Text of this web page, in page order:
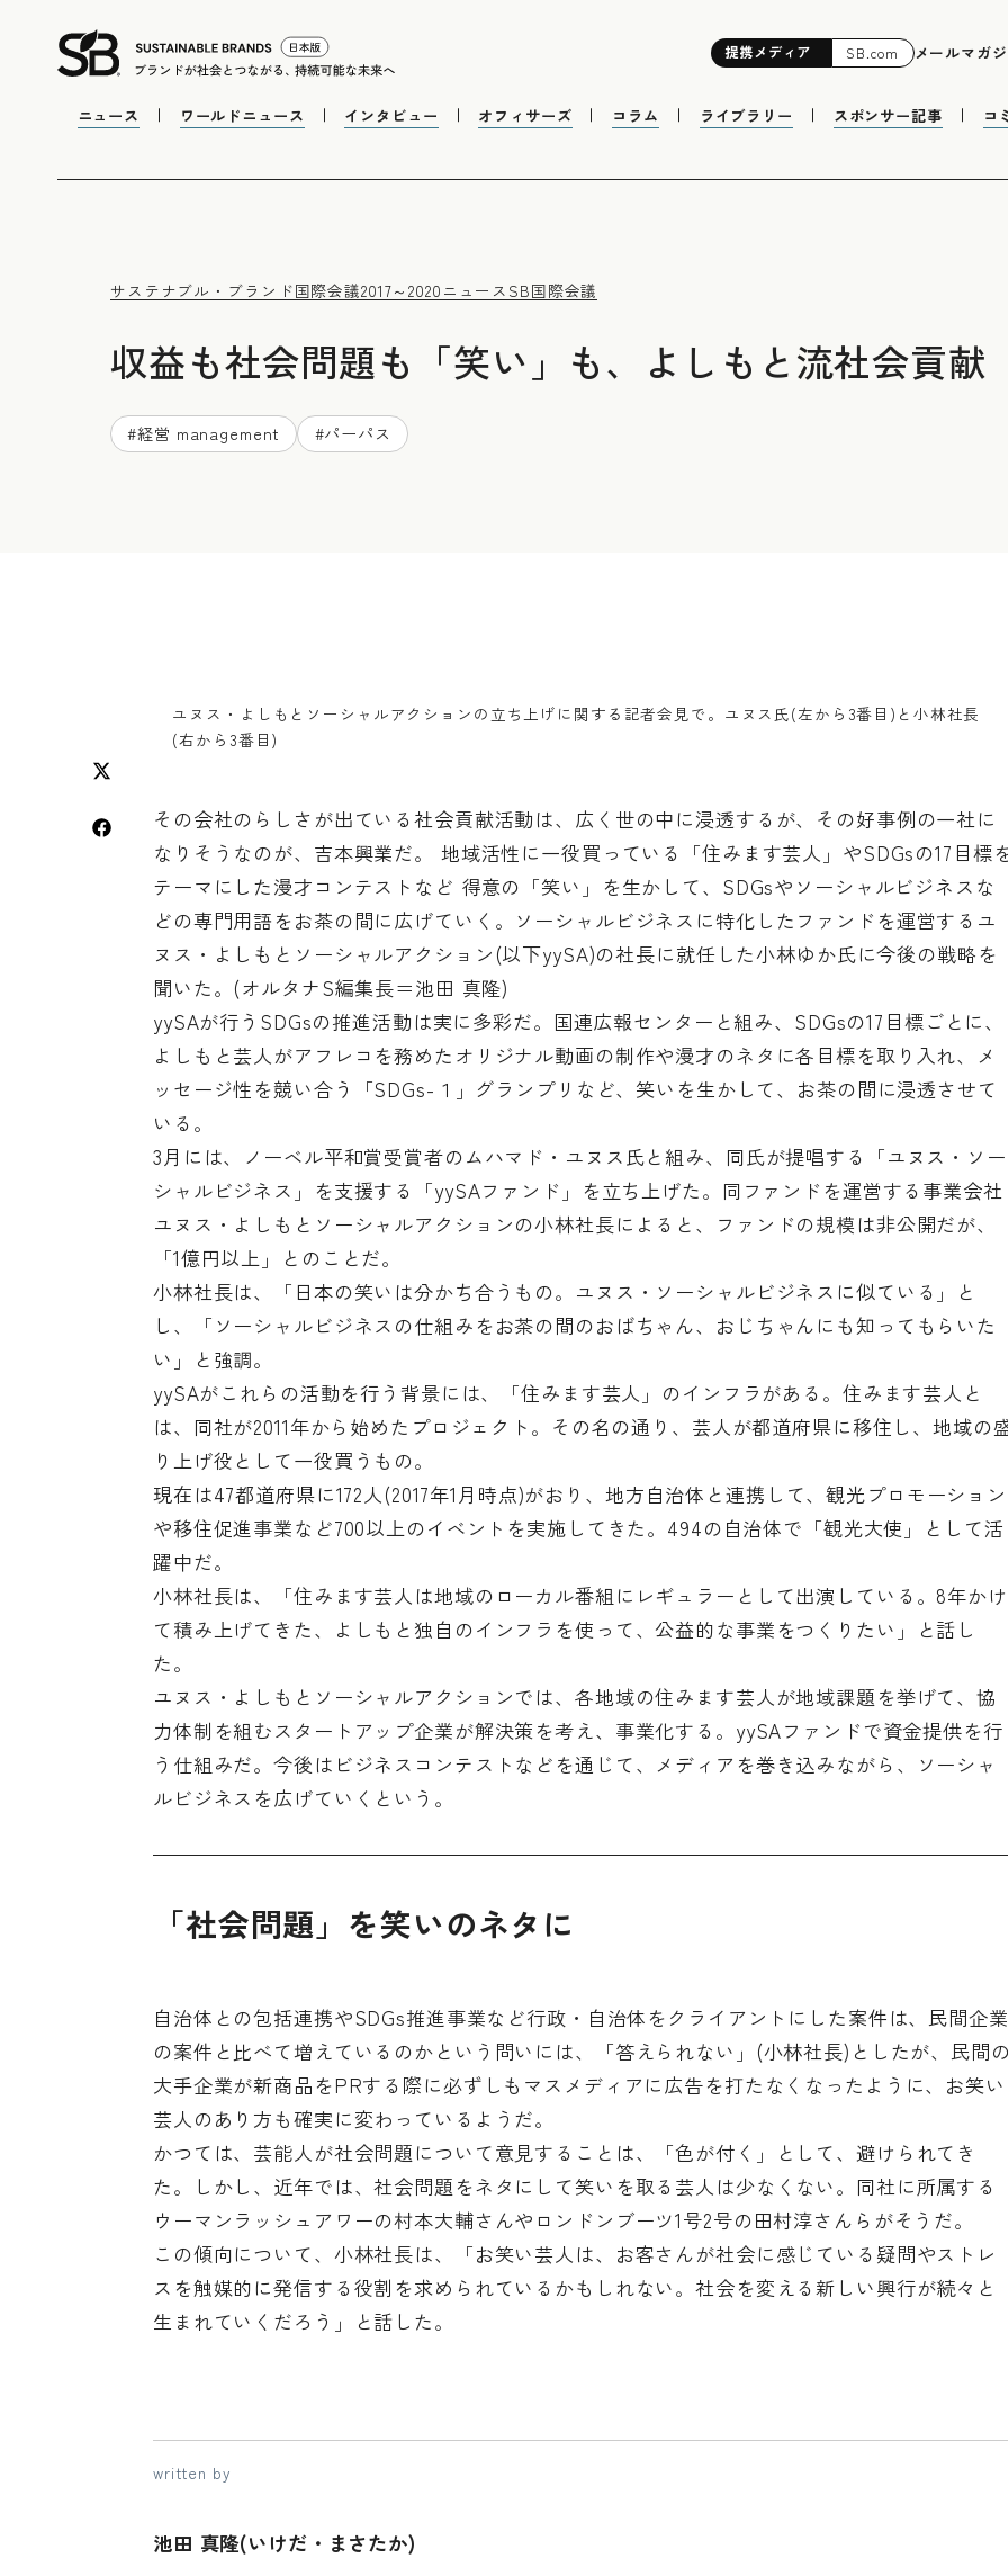
提携メディア SB.com メールマガ
ニュース ワールドニュース インタビュー オフィサーズ コラム ライブラリー スポンサー記事 コ
サステナブル・ブランド国際会議2017～2020 ニュース SB国際会議
収益も社会問題も「笑い」も、よしもと流社会貢献
#経営 management #パーパス
ユヌス・よしもとソーシャルアクションの立ち上げに関する記者会見で。ユヌス氏(左から3番目)と小林社長
(右から3番目)
その会社のらしさが出ている社会貢献活動は、広く世の中に浸透するが、その好事例の一社に
なりそうなのが、吉本興業だ。 地域活性に一役買っている「住みます芸人」やSDGsの17目標
テーマにした漫才コンテストなど 得意の「笑い」を生かして、SDGsやソーシャルビジネスな
どの専門用語をお茶の間に広げていく。ソーシャルビジネスに特化したファンドを運営するユ
ヌス・よしもとソーシャルアクション(以下yySA)の社長に就任した小林ゆか氏に今後の戦略を
聞いた。(オルタナS編集長＝池田 真隆)
yySAが行うSDGsの推進活動は実に多彩だ。国連広報センターと組み、SDGsの17目標ごとに、
よしもと芸人がアフレコを務めたオリジナル動画の制作や漫才のネタに各目標を取り入れ、メ
ッセージ性を競い合う「SDGs-１」グランプリなど、笑いを生かして、お茶の間に浸透させて
いる。
3月には、ノーベル平和賞受賞者のムハマド・ユヌス氏と組み、同氏が提唱する「ユヌス・ソー
シャルビジネス」を支援する「yySAファンド」を立ち上げた。同ファンドを運営する事業会社
ユヌス・よしもとソーシャルアクションの小林社長によると、ファンドの規模は非公開だが、
「1億円以上」とのことだ。
小林社長は、「日本の笑いは分かち合うもの。ユヌス・ソーシャルビジネスに似ている」と
し、「ソーシャルビジネスの仕組みをお茶の間のおばちゃん、おじちゃんにも知ってもらいた
い」と強調。
yySAがこれらの活動を行う背景には、「住みます芸人」のインフラがある。住みます芸人と
は、同社が2011年から始めたプロジェクト。その名の通り、芸人が都道府県に移住し、地域の
り上げ役として一役買うもの。
現在は47都道府県に172人(2017年1月時点)がおり、地方自治体と連携して、観光プロモーション
や移住促進事業など700以上のイベントを実施してきた。494の自治体で「観光大使」として活
躍中だ。
小林社長は、「住みます芸人は地域のローカル番組にレギュラーとして出演している。8年かけ
て積み上げてきた、よしもと独自のインフラを使って、公益的な事業をつくりたい」と話し
た。
ユヌス・よしもとソーシャルアクションでは、各地域の住みます芸人が地域課題を挙げて、協
力体制を組むスタートアップ企業が解決策を考え、事業化する。yySAファンドで資金提供を行
う仕組みだ。今後はビジネスコンテストなどを通じて、メディアを巻き込みながら、ソーシャ
ルビジネスを広げていくという。
「社会問題」を笑いのネタに
自治体との包括連携やSDGs推進事業など行政・自治体をクライアントにした案件は、民間企業
の案件と比べて増えているのかという問いには、「答えられない」(小林社長)としたが、民間
大手企業が新商品をPRする際に必ずしもマスメディアに広告を打たなくなったように、お笑い
芸人のあり方も確実に変わっているようだ。
かつては、芸能人が社会問題について意見することは、「色が付く」として、避けられてき
た。しかし、近年では、社会問題をネタにして笑いを取る芸人は少なくない。同社に所属する
ウーマンラッシュアワーの村本大輔さんやロンドンブーツ1号2号の田村淳さんらがそうだ。
この傾向について、小林社長は、「お笑い芸人は、お客さんが社会に感じている疑問やストレ
スを触媒的に発信する役割を求められているかもしれない。社会を変える新しい興行が続々と
生まれていくだろう」と話した。
written by
池田 真隆(いけだ・まさたか)